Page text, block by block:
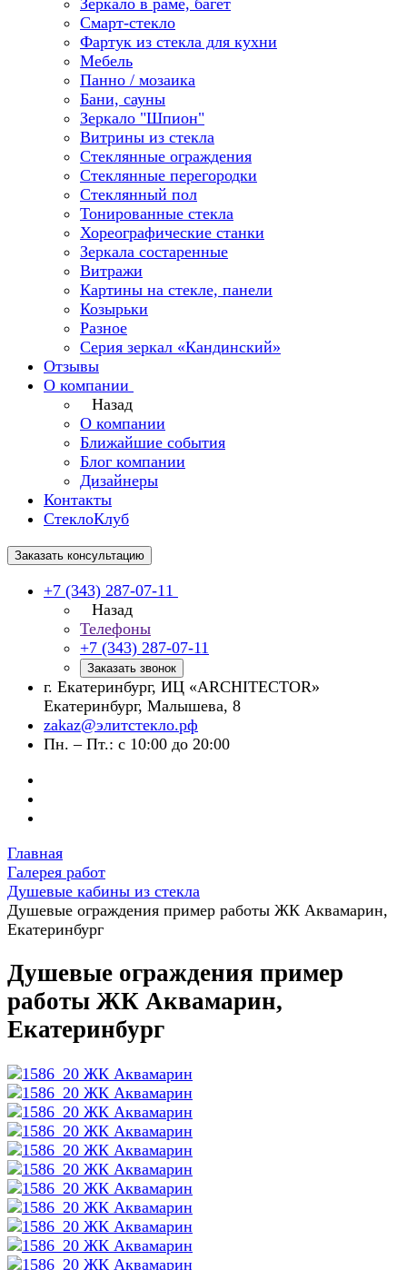
Зеркало в раме, багет
Смарт-стекло
Фартук из стекла для кухни
Мебель
Панно / мозаика
Бани, сауны
Зеркало "Шпион"
Витрины из стекла
Стеклянные ограждения
Стеклянные перегородки
Стеклянный пол
Тонированные стекла
Хореографические станки
Зеркала состаренные
Витражи
Картины на стекле, панели
Козырьки
Разное
Серия зеркал «Кандинский»
Отзывы
О компании
Назад
О компании
Ближайшие события
Блог компании
Дизайнеры
Контакты
СтеклоКлуб
Заказать консультацию
+7 (343) 287-07-11
Назад
Телефоны
+7 (343) 287-07-11
Заказать звонок
г. Екатеринбург, ИЦ «ARCHITECTOR»
Екатеринбург, Малышева, 8
zakaz@элитстекло.рф
Пн. – Пт.: с 10:00 до 20:00
Главная
Галерея работ
Душевые кабины из стекла
Душевые ограждения пример работы ЖК Аквамарин,
Екатеринбург
Душевые ограждения пример
работы ЖК Аквамарин,
Екатеринбург